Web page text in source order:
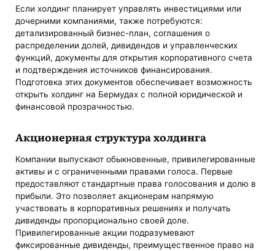
Если холдинг планирует управлять инвестициями или
дочерними компаниями, также потребуются:
детализированный бизнес-план, соглашения о
распределении долей, дивидендов и управленческих
функций, документы для открытия корпоративного счета
и подтверждения источников финансирования.
Подготовка этих документов обеспечивает возможность
открыть холдинг на Бермудах с полной юридической и
финансовой прозрачностью.
Акционерная структура холдинга
Компании выпускают обыкновенные, привилегированные
активы и с ограниченными правами голоса. Первые
предоставляют стандартные права голосования и долю в
прибыли. Это позволяет акционерам напрямую
участвовать в корпоративных решениях и получать
дивиденды пропорционально своей доле.
Привилегированные акции подразумевают
фиксированные дивиденды, преимущественное право на